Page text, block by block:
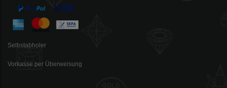
Selbstabholer
Vorkasse per Überweisung